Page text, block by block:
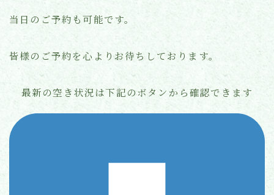
当日のご予約も可能です。
皆様のご予約を心よりお待ちしております。
最新の空き状況は下記のボタンから確認できます